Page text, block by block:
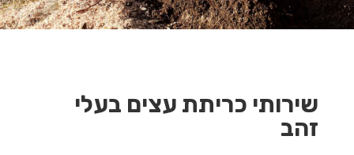
שירותי כריתת עצים בעלי
זהב